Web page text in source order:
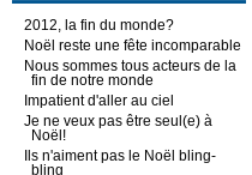
2012, la fin du monde?
Noël reste une fête incomparable
Nous sommes tous acteurs de la
fin de notre monde
Impatient d'aller au ciel
Je ne veux pas être seul(e) à
Noël!
Ils n'aiment pas le Noël bling-
bling